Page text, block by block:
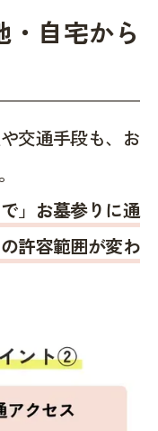
自宅から
交通手段も、お
」お墓参りに通
許容範囲が変わ